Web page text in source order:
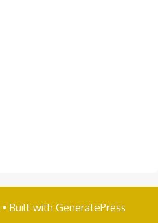
• Built with GeneratePress